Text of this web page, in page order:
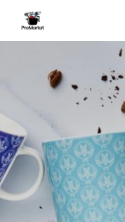
Siirry
sivun
ProMartat ry